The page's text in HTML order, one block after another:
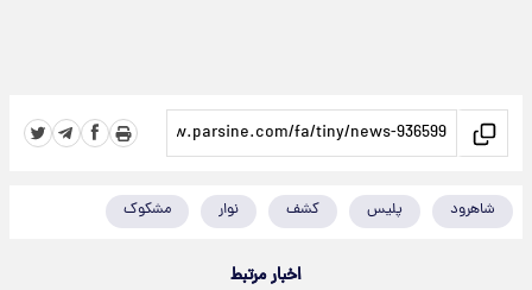
شاهرود پلیس کشف نوار مشکوک
اخبار مرتبط